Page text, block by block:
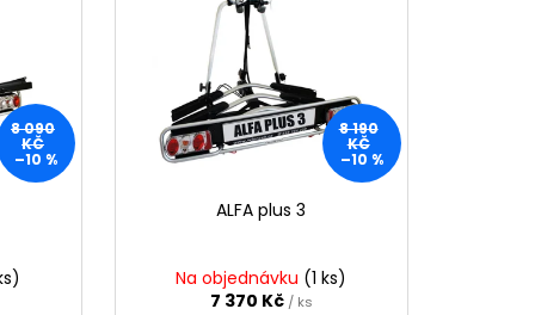
8 090
KČ
–10 %
8 190
KČ
–10 %
ALFA plus 3
Na objednávku (1 ks)
7 370 Kč / ks